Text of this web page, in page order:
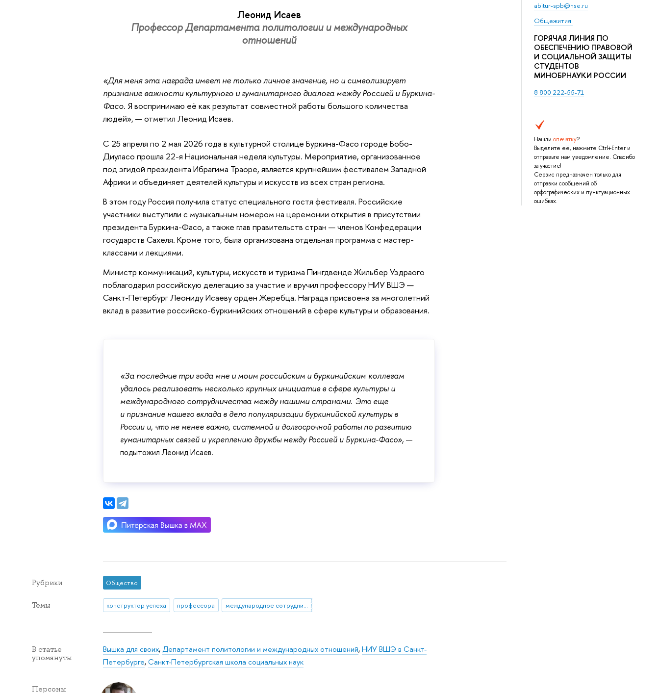
abitur-spb@hse.ru
Общежития
ГОРЯЧАЯ ЛИНИЯ ПО
ОБЕСПЕЧЕНИЮ ПРАВОВОЙ
И СОЦИАЛЬНОЙ ЗАЩИТЫ
СТУДЕНТОВ
МИНОБРНАУКИ РОССИИ
8 800 222-55-71
Нашли опечатку?
Выделите её, нажмите Ctrl+Enter и
отправьте нам уведомление. Спасибо
за участие!
Сервис предназначен только для
отправки сообщений об
орфографических и пунктуационных
ошибках.
Леонид Исаев
Профессор Департамента политологии и международных
отношений
«Для меня эта награда имеет не только личное значение, но и символизирует
признание важности культурного и гуманитарного диалога между Россией и Буркина-
Фасо. Я воспринимаю её как результат совместной работы большого количества
людей», — отметил Леонид Исаев.
С 25 апреля по 2 мая 2026 года в культурной столице Буркина-Фасо городе Бобо-
Диуласо прошла 22-я Национальная неделя культуры. Мероприятие, организованное
под эгидой президента Ибрагима Траоре, является крупнейшим фестивалем Западной
Африки и объединяет деятелей культуры и искусств из всех стран региона.
В этом году Россия получила статус специального гостя фестиваля. Российские
участники выступили с музыкальным номером на церемонии открытия в присутствии
президента Буркина-Фасо, а также глав правительств стран — членов Конфедерации
государств Сахеля. Кроме того, была организована отдельная программа с мастер-
классами и лекциями.
Министр коммуникаций, культуры, искусств и туризма Пингдвенде Жильбер Уэдраого
поблагодарил российскую делегацию за участие и вручил профессору НИУ ВШЭ —
Санкт-Петербург Леониду Исаеву орден Жеребца. Награда присвоена за многолетний
вклад в развитие российско-буркинийских отношений в сфере культуры и образования.
«За последние три года мне и моим российским и буркинийским коллегам
удалось реализовать несколько крупных инициатив в сфере культуры и
международного сотрудничества между нашими странами. Это еще
и признание нашего вклада в дело популяризации буркинийской культуры в
России и, что не менее важно, системной и долгосрочной работы по развитию
гуманитарных связей и укреплению дружбы между Россией и Буркина-Фасо», —
подытожил Леонид Исаев.
Рубрики Общество
Темы конструктор успеха профессора международное сотрудничество
В статье
упомянуты
Вышка для своих,Департамент политологии и международных отношений,НИУ ВШЭ в Санкт-
Петербурге,Санкт-Петербургская школа социальных наук
Персоны